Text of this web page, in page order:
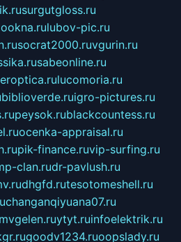
surgutgloss.ru
lubov-pic.ru
socrat2000.ruvgurin.ru
sabeonline.ru
lucomoria.ru
biblioverde.ruigro-pictures.ru
peysok.rublackcountess.ru
ocenka-appraisal.ru
pik-finance.ruvip-surfing.ru
clan.rudr-pavlush.ru
dhgfd.rutesotomeshell.ru
changanqiyuana07.ru
ytyt.ruinfoelektrik.ru
goodv1234.ruoopslady.ru